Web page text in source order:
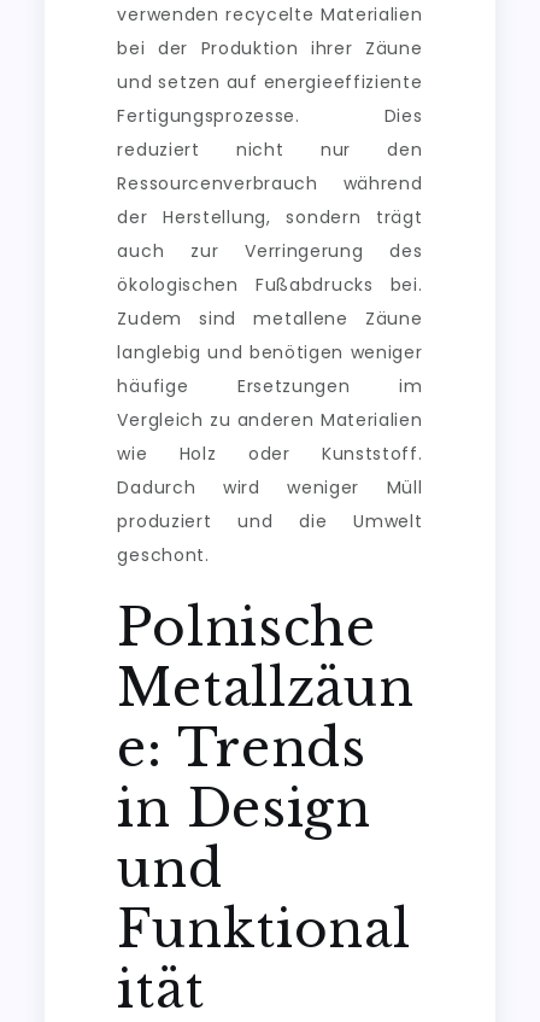
verwenden recycelte Materialien
bei der Produktion ihrer Zäune
und setzen auf energieeffiziente
Fertigungsprozesse. Dies
reduziert nicht nur den
Ressourcenverbrauch während
der Herstellung, sondern trägt
auch zur Verringerung des
ökologischen Fußabdrucks bei.
Zudem sind metallene Zäune
langlebig und benötigen weniger
häufige Ersetzungen im
Vergleich zu anderen Materialien
wie Holz oder Kunststoff.
Dadurch wird weniger Müll
produziert und die Umwelt
geschont.
Polnische
Metallzäun
e: Trends
in Design
und
Funktional
ität